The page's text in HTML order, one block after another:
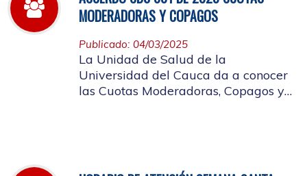
MODERADORAS Y COPAGOS
Publicado: 04/03/2025
La Unidad de Salud de la
Universidad del Cauca da a conocer
las Cuotas Moderadoras, Copagos y